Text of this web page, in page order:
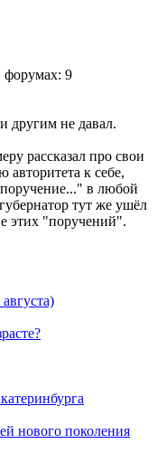
другим не давал.
рассказал про свои
к себе,
в любой
тут же ушёл
этих "поручений".
нового поколения